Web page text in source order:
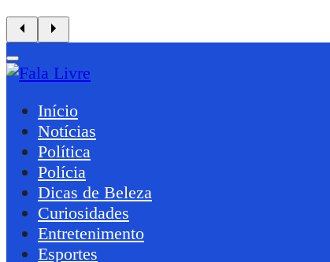
Início
Notícias
Política
Polícia
Dicas de Beleza
Curiosidades
Entretenimento
Esportes